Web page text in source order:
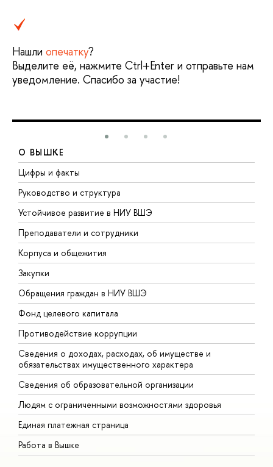
Нашли опечатку?
Выделите её, нажмите Ctrl+Enter и отправьте нам
уведомление. Спасибо за участие!
О ВЫШКЕ
Цифры и факты
Руководство и структура
Устойчивое развитие в НИУ ВШЭ
Преподаватели и сотрудники
Корпуса и общежития
Закупки
Обращения граждан в НИУ ВШЭ
Фонд целевого капитала
Противодействие коррупции
Сведения о доходах, расходах, об имуществе и
обязательствах имущественного характера
Сведения об образовательной организации
Людям с ограниченными возможностями здоровья
Единая платежная страница
Работа в Вышке